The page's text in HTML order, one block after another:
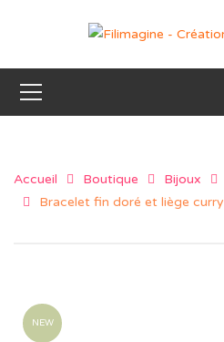
Accueil Boutique Bijoux
Bracelet fin doré et liège curry
NEW